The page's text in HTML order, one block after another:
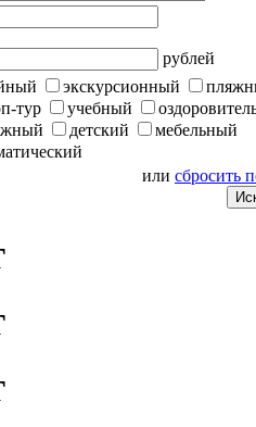
рублей
экскурсионный
тур
учебный
детский
мебельный
или сбросить